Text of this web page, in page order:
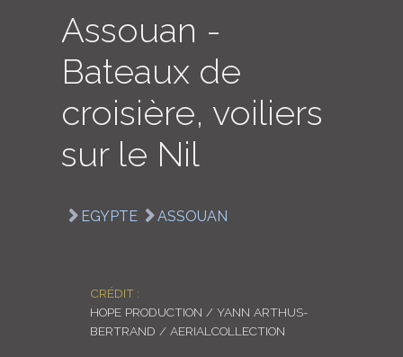
Assouan -
Bateaux de
croisière, voiliers
sur le Nil
EGYPTE ASSOUAN
CRÉDIT :
HOPE PRODUCTION / YANN ARTHUS-
BERTRAND / AERIALCOLLECTION